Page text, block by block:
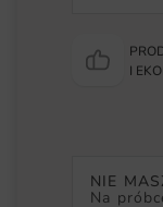
I
NIE
Na